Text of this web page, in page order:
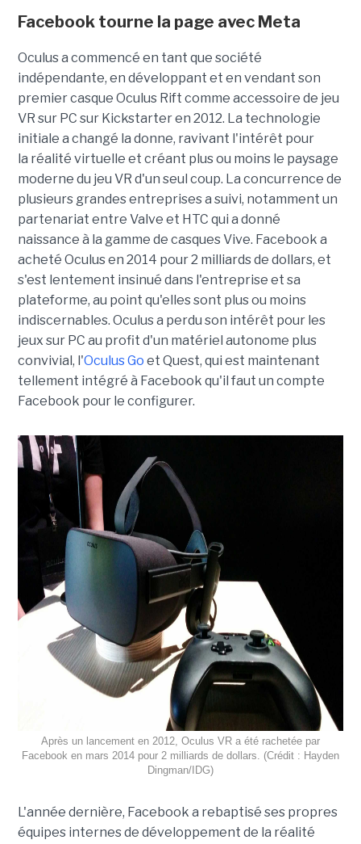
Facebook tourne la page avec Meta
Oculus a commencé en tant que société
indépendante, en développant et en vendant son
premier casque Oculus Rift comme accessoire de jeu
VR sur PC sur Kickstarter en 2012. La technologie
initiale a changé la donne, ravivant l'intérêt pour
la réalité virtuelle et créant plus ou moins le paysage
moderne du jeu VR d'un seul coup. La concurrence de
plusieurs grandes entreprises a suivi, notamment un
partenariat entre Valve et HTC qui a donné
naissance à la gamme de casques Vive. Facebook a
acheté Oculus en 2014 pour 2 milliards de dollars, et
s'est lentement insinué dans l'entreprise et sa
plateforme, au point qu'elles sont plus ou moins
indiscernables. Oculus a perdu son intérêt pour les
jeux sur PC au profit d'un matériel autonome plus
convivial, l'Oculus Go et Quest, qui est maintenant
tellement intégré à Facebook qu'il faut un compte
Facebook pour le configurer.
Après un lancement en 2012, Oculus VR a été rachetée par
Facebook en mars 2014 pour 2 milliards de dollars. (Crédit : Hayden
Dingman/IDG)
L'année dernière, Facebook a rebaptisé ses propres
équipes internes de développement de la réalité